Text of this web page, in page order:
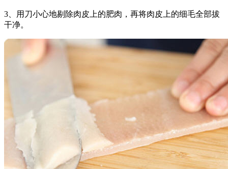
3、用刀小心地剔除肉皮上的肥肉，再将肉皮上的细毛全部拔
干净。